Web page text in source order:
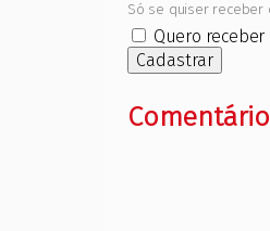
Só se quiser receber
Quero receber
Cadastrar